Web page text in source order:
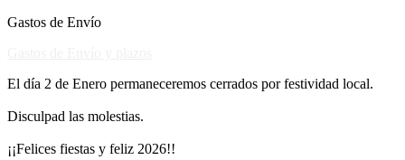
Gastos de Envío
El día 2 de Enero permaneceremos cerrados por festividad local.
Disculpad las molestias.
¡¡Felices fiestas y feliz 2026!!